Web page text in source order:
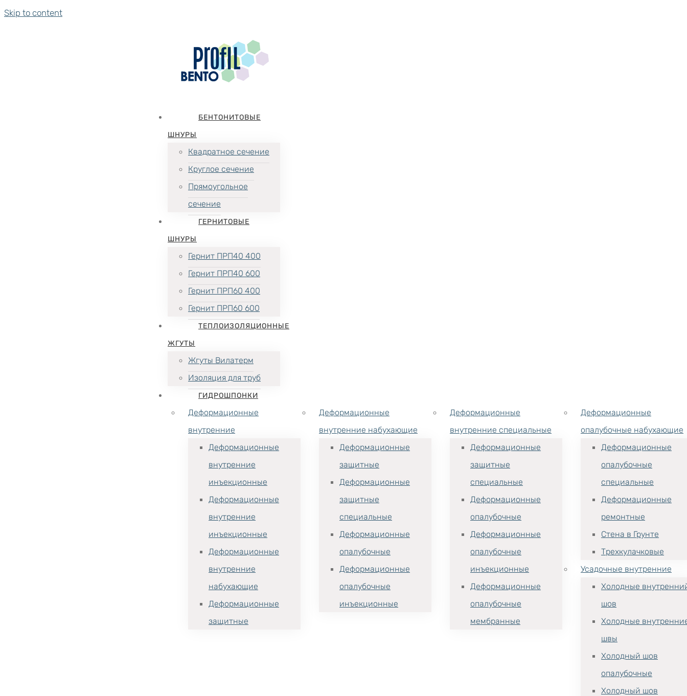
Skip to content
БЕНТОНИТОВЫЕ
ШНУРЫ
Квадратное сечение
Круглое сечение
Прямоугольное
сечение
ГЕРНИТОВЫЕ
ШНУРЫ
Гернит ПРП40 400
Гернит ПРП40 600
Гернит ПРП60 400
Гернит ПРП60 600
ТЕПЛОИЗОЛЯЦИОННЫЕ
ЖГУТЫ
Жгуты Вилатерм
Изоляция для труб
ГИДРОШПОНКИ
Деформационные
внутренние
Деформационные
внутренние
инъекционные
Деформационные
внутренние
инъекционные
Деформационные
внутренние
набухающие
Деформационные
защитные
Деформационные
внутренние набухающие
Деформационные
защитные
Деформационные
защитные
специальные
Деформационные
опалубочные
Деформационные
опалубочные
инъекционные
Деформационные
внутренние специальные
Деформационные
защитные
специальные
Деформационные
опалубочные
Деформационные
опалубочные
инъекционные
Деформационные
опалубочные
мембранные
Деформационные
опалубочные набухающие
Деформационные
опалубочные
специальные
Деформационные
ремонтные
Стена в Грунте
Трехкулачковые
Усадочные внутренние
Холодные
шов
Холодные
швы
Холодный шов
опалубочные
Холодный шов